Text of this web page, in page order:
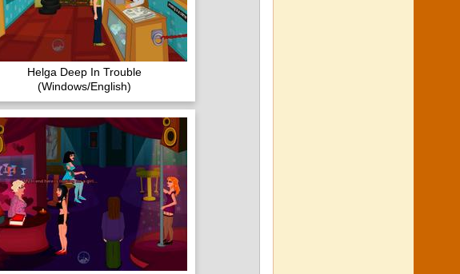
Helga Deep In Trouble
(Windows/English)